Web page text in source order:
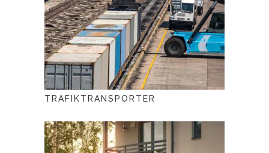
TRAFIKTRANSPORTER